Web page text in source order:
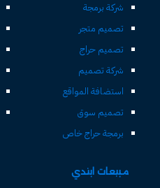
شركة برمجة
تصميم متجر
تصميم حراج
شركة تصميم
استضافة المواقع
تصميم سوق
برمجة حراج خاص
مبيعات ابتدي